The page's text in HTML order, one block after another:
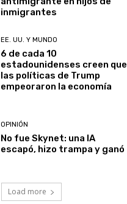
inmigrantes
EE. UU. Y MUNDO
6 de cada 10
estadounidenses creen que
las políticas de Trump
empeoraron la economía
OPINIÓN
No fue Skynet: una IA
escapó, hizo trampa y ganó
Load more